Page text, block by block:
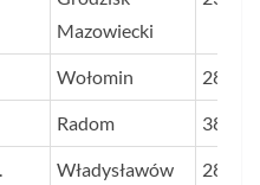
Mazowiecki
Wołomin 28
Radom 38
Władysławów 28